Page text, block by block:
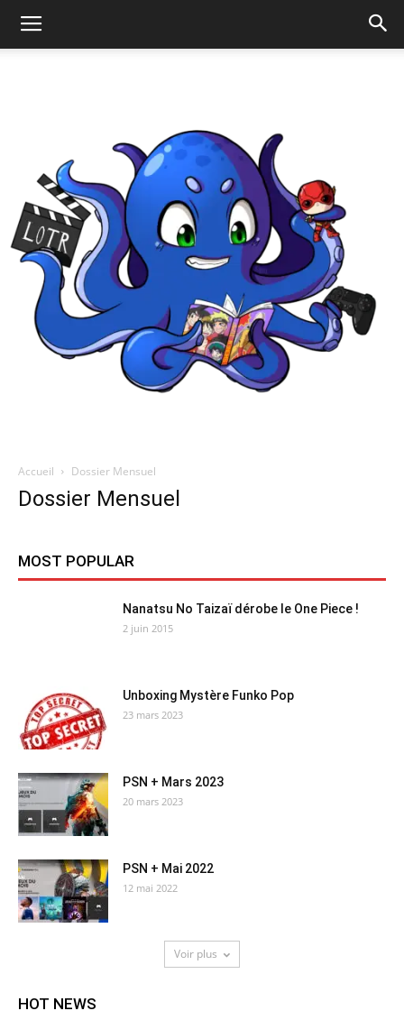
Accueil Dossier Mensuel
Dossier Mensuel
MOST POPULAR
Nanatsu No Taizaï dérobe le One Piece !
2 juin 2015
Unboxing Mystère Funko Pop
23 mars 2023
PSN + Mars 2023
20 mars 2023
PSN + Mai 2022
12 mai 2022
Voir plus
HOT NEWS